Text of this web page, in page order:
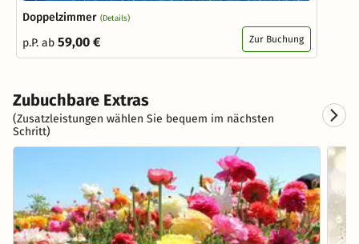
Doppelzimmer (Details)
p.P. ab 59,00 € Zur Buchung
Zubuchbare Extras
(Zusatzleistungen wählen Sie bequem im nächsten
Schritt)